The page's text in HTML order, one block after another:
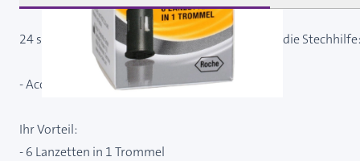
24 sterile Lanzetten Accu-Chek FastClix 30G für die Stechhilfe:
- Accu-Chek FastClix
Ihr Vorteil:
- 6 Lanzetten in 1 Trommel